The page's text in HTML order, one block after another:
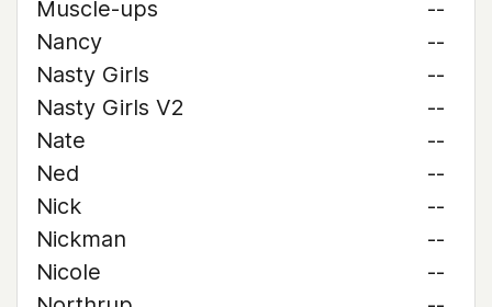
Muscle-ups
--
Nancy
--
Nasty Girls
--
Nasty Girls V2
--
Nate
--
Ned
--
Nick
--
Nickman
--
Nicole
--